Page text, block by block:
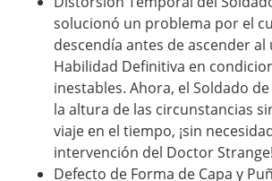
solucionó un problema por el
descendía antes de ascender al
Habilidad Definitiva en
inestables. Ahora, el Soldado
la altura de las circunstancias
viaje en el tiempo, ¡sin
intervención del Doctor Strange!
Defecto de Forma de Capa y